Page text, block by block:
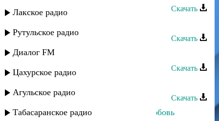
Лакское радио
Рутульское радио
Диалог FM
Цахурское радио
Агульское радио
Табасаранское радио
Скачать
Скачать
Саид Магомедов - Моя любовь
Скачать
Скачать
Рашид Магомедов - Верни мою любовь